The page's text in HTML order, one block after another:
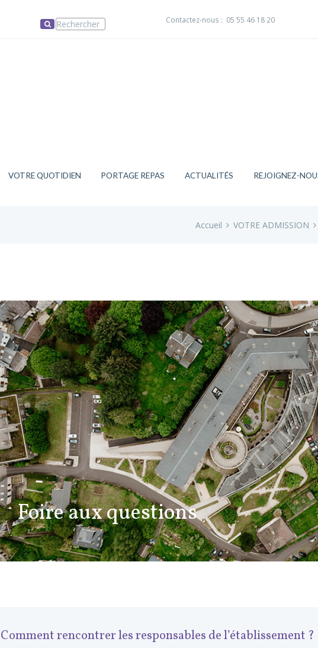
Contactez-nous : 05 55 46 18 20
VOTRE QUOTIDIEN PORTAGE REPAS ACTUALITÉS REJOIGNEZ-
Accueil VOTRE ADMISSION
Foire aux questions
Comment rencontrer les responsables de l’établissement ?